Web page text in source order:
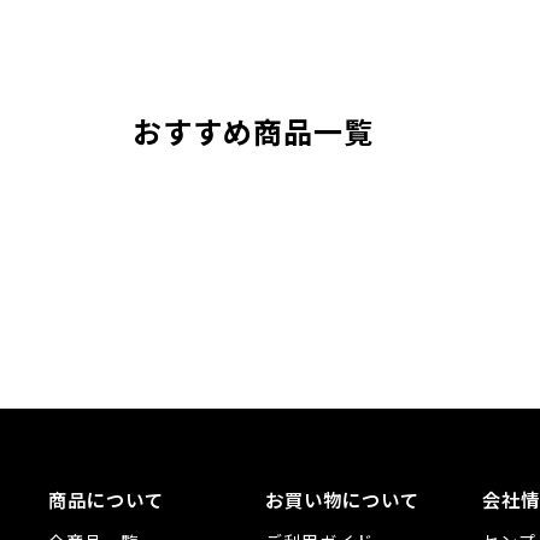
おすすめ商品一覧
商品について お買い物について 会社